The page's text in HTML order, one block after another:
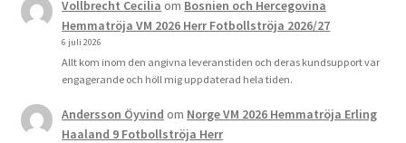
Vollbrecht Cecilia om Bosnien och Hercegovina
Hemmatröja VM 2026 Herr Fotbollströja 2026/27
6 juli 2026
Allt kom inom den angivna leveranstiden och deras kundsupport var
engagerande och höll mig uppdaterad hela tiden.
Andersson Öyvind om Norge VM 2026 Hemmatröja Erling
Haaland 9 Fotbollströja Herr